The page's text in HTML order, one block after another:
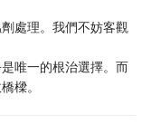
處理。我們不妨客觀
唯一的根治選擇。而
樑。